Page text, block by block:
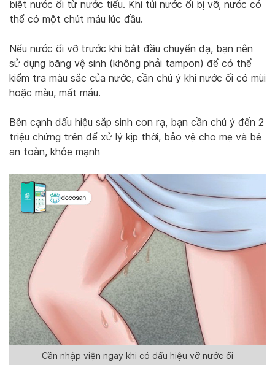
biệt nước ối từ nước tiểu. Khi túi nước ối bị vỡ, nước có
thể có một chút máu lúc đầu.
Nếu nước ối vỡ trước khi bắt đầu chuyển dạ, bạn nên
sử dụng băng vệ sinh (không phải tampon) để có thể
kiểm tra màu sắc của nước, cần chú ý khi nước ối có mùi
hoặc màu, mất máu.
Bên cạnh dấu hiệu sắp sinh con rạ, bạn cần chú ý đến 2
triệu chứng trên để xử lý kịp thời, bảo vệ cho mẹ và bé
an toàn, khỏe mạnh
Cần nhập viện ngay khi có dấu hiệu vỡ nước ối